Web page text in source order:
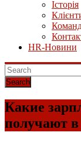
Історія
HR-Новини
Какие
получают